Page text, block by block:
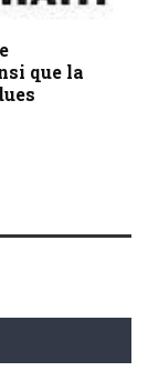
que la